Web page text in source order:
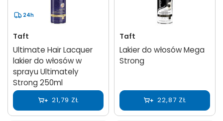
24h
Taft
Ultimate Hair Lacquer
lakier do włosów w
sprayu Ultimately
Strong 250ml
21,79 ZŁ
Taft
Lakier do włosów Mega
Strong
22,87 ZŁ